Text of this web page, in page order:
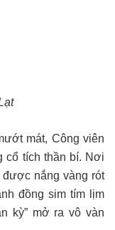
mát, Công viên
cổ tích thần bí. Nơi
nắng vàng rót
đồng sim tím lịm
kỳ” mở ra vô vàn